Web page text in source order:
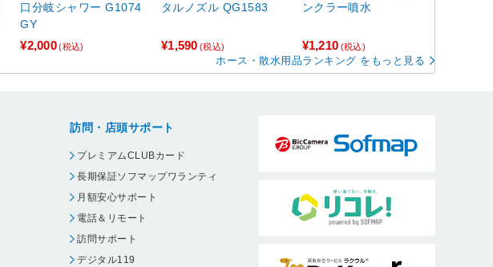
口分岐シャワー G1074
GY
¥2,000(税込)
タルノズル QG1583
¥1,590 (税込)
ンクラー噴水
¥1,210 (税込)
ホース・散水用品ランキング をもっと見る
訪問・店頭サポート
プレミアムCLUBカード
長期保証ソフマップワランティ
月額安心サポート
電話＆リモート
訪問サポート
デジタル119